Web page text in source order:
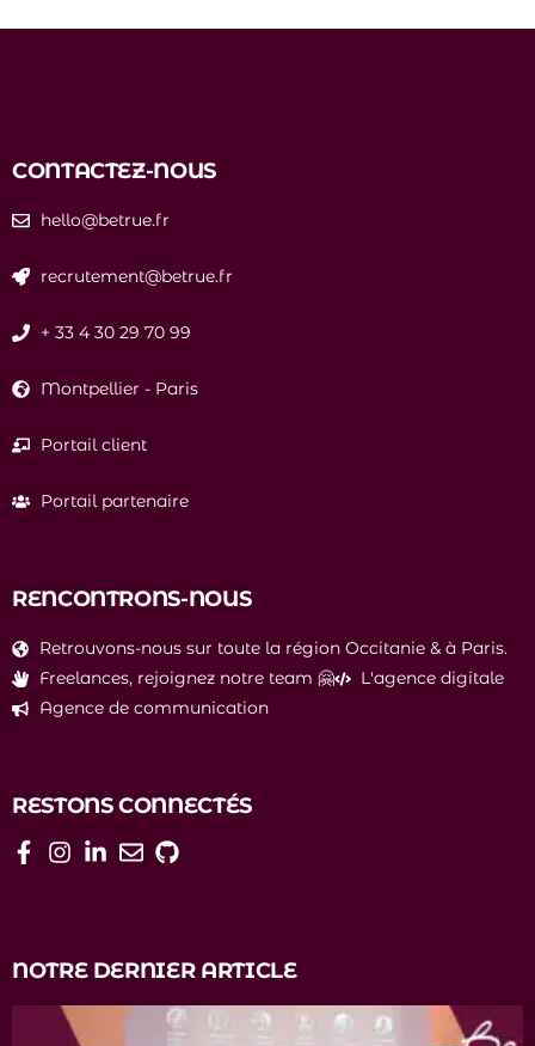
CONTACTEZ-NOUS
hello@betrue.fr
recrutement@betrue.fr
+ 33 4 30 29 70 99
Montpellier - Paris
Portail client
Portail partenaire
RENCONTRONS-NOUS
Retrouvons-nous sur toute la région Occitanie & à Paris.
Freelances, rejoignez notre team 🤗
L'agence digitale
Agence de communication
RESTONS CONNECTÉS
NOTRE DERNIER ARTICLE